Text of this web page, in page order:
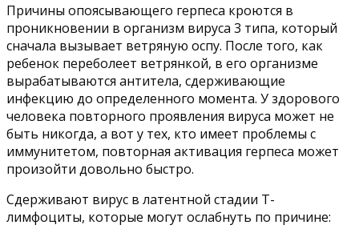
Причины опоясывающего герпеса кроются в
проникновении в организм вируса 3 типа, который
сначала вызывает ветряную оспу. После того, как
ребенок переболеет ветрянкой, в его организме
вырабатываются антитела, сдерживающие
инфекцию до определенного момента. У здорового
человека повторного проявления вируса может не
быть никогда, а вот у тех, кто имеет проблемы с
иммунитетом, повторная активация герпеса может
произойти довольно быстро.
Сдерживают вирус в латентной стадии Т-
лимфоциты, которые могут ослабнуть по причине: